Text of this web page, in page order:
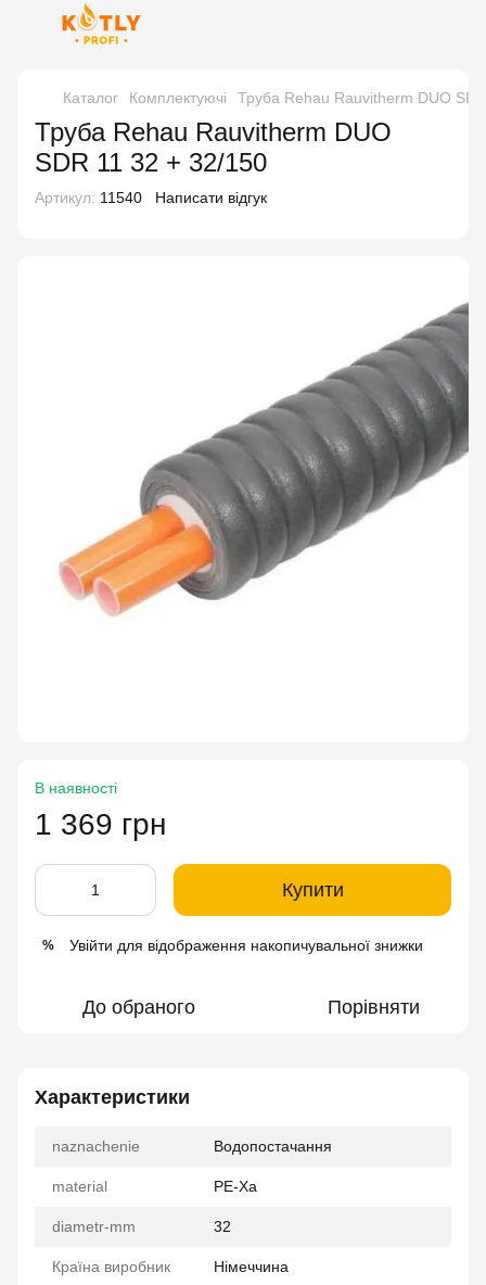
Каталог Комплектуючі Труба Rehau Rauvitherm DUO
Труба Rehau Rauvitherm DUO
SDR 11 32 + 32/150
Артикул: 11540 Написати відгук
В наявності
1 369 грн
Купити
% Увійти для відображення накопичувальної знижки
До обраного Порівняти
Характеристики
naznachenie Водопостачання
material РЕ-Ха
diametr-mm 32
Країна виробник Німеччина